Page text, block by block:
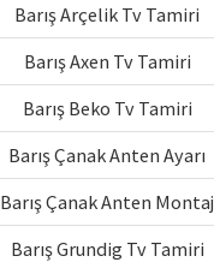
Barış Arçelik Tv Tamiri
Barış Axen Tv Tamiri
Barış Beko Tv Tamiri
Barış Çanak Anten Ayarı
Barış Çanak Anten Montaj
Barış Grundig Tv Tamiri